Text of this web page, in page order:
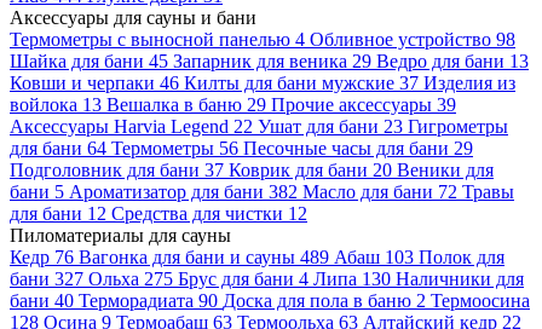
Аксессуары для сауны и бани
Термометры с выносной панелью 4 Обливное устройство 98
Шайка для бани 45 Запарник для веника 29 Ведро для бани 13
Ковши и черпаки 46 Килты для бани мужские 37 Изделия из
войлока 13 Вешалка в баню 29 Прочие аксессуары 39
Аксессуары Harvia Legend 22 Ушат для бани 23 Гигрометры
для бани 64 Термометры 56 Песочные часы для бани 29
Подголовник для бани 37 Коврик для бани 20 Веники для
бани 5 Ароматизатор для бани 382 Масло для бани 72 Травы
для бани 12 Средства для чистки 12
Пиломатериалы для сауны
Кедр 76 Вагонка для бани и сауны 489 Абаш 103 Полок для
бани 327 Ольха 275 Брус для бани 4 Липа 130 Наличники для
бани 40 Терморадиата 90 Доска для пола в баню 2 Термоосина
128 Осина 9 Термоабаш 63 Термоольха 63 Алтайский кедр 22